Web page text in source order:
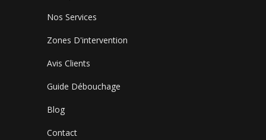
Nos Services
Zones D'intervention
Avis Clients
Guide Débouchage
Blog
Contact